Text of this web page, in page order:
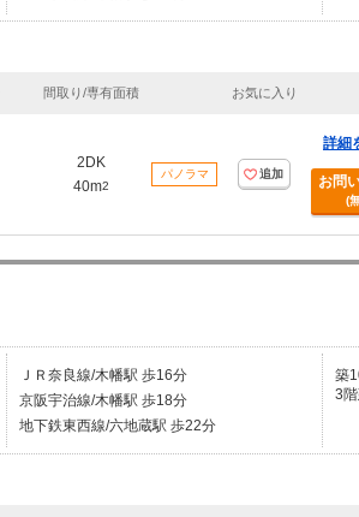
間取り/専有面積 お気に入り
2DK
40m2
パノラマ 追加
詳細
お問
(
ＪＲ奈良線/木幡駅 歩16分
京阪宇治線/木幡駅 歩18分
地下鉄東西線/六地蔵駅 歩22分
築
3